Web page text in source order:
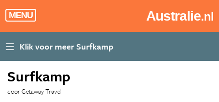
MENU Australie.nl
Surfkamp
door Getaway Travel